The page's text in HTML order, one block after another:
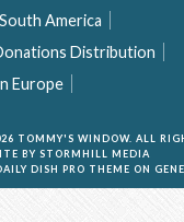
America
Distribution
Europe
TOMMY'S WINDOW. ALL
BY STORMHILL MEDIA
DISH PRO THEME ON